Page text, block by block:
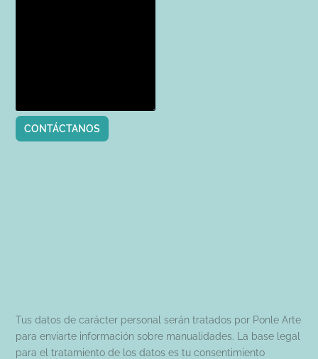
CONTÁCTANOS
Tus datos de carácter personal serán tratados por Ponle Arte
para enviarte información sobre manualidades. La base legal
para el tratamiento de los datos es tu consentimiento